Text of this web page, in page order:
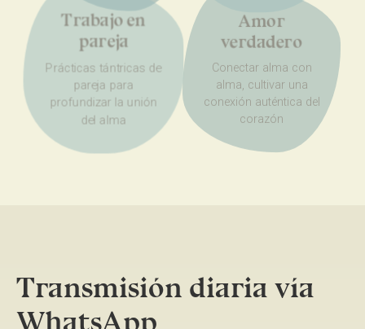
Trabajo en
pareja
Prácticas tántricas de
pareja para
profundizar la unión
del alma
Amor
verdadero
Conectar alma con
alma, cultivar una
conexión auténtica del
corazón
Transmisión diaria vía
WhatsApp